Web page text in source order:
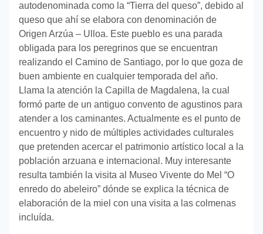
autodenominada como la “Tierra del queso”, debido al
queso que ahí se elabora con denominación de
Origen Arzúa – Ulloa. Este pueblo es una parada
obligada para los peregrinos que se encuentran
realizando el Camino de Santiago, por lo que goza de
buen ambiente en cualquier temporada del año.
Llama la atención la Capilla de Magdalena, la cual
formó parte de un antiguo convento de agustinos para
atender a los caminantes. Actualmente es el punto de
encuentro y nido de múltiples actividades culturales
que pretenden acercar el patrimonio artístico local a la
población arzuana e internacional. Muy interesante
resulta también la visita al Museo Vivente do Mel “O
enredo do abeleiro” dónde se explica la técnica de
elaboración de la miel con una visita a las colmenas
incluída.